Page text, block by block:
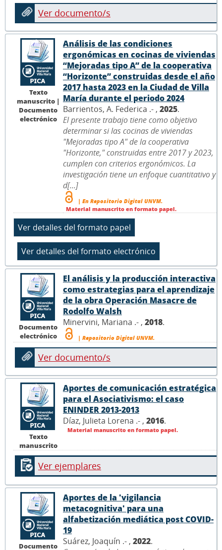
Ver documento/s
Texto
manuscrito |
Documento
electrónico
Análisis de las condiciones
ergonómicas en cocinas de viviendas
“Mejoradas tipo A” de la cooperativa
“Horizonte” construidas desde el año
2017 hasta 2023 en la Ciudad de Villa
María durante el periodo 2024
Barrientos, A. Federica .- , 2025.
El presente trabajo tiene como objetivo
determinar si las cocinas de viviendas
"Mejoradas tipo A" de la cooperativa
"Horizonte," construidas entre 2017 y 2023,
cumplen con criterios ergonómicos. La
investigación tiene un enfoque cuantitativo y
d[...]
| En Repositorio Digital UNVM.
Material manuscrito en formato papel.
Documento
electrónico
El análisis y la producción interactiva
como estrategias para el aprendizaje
de la obra Operación Masacre de
Rodolfo Walsh
Minervini, Mariana .- , 2018.
| Repositorio Digital UNVM.
Ver documento/s
Texto
manuscrito
Aportes de comunicación estratégica
para el Asociativismo: el caso
ENINDER 2013-2013
Díaz, Julieta Lorena .- , 2016.
Material manuscrito en formato papel.
Ver ejemplares
Documento
Aportes de la 'vigilancia
metacognitiva' para una
alfabetización mediática post COVID-
19
Suárez, Joaquín .- , 2022.